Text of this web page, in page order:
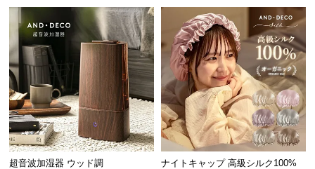
超音波加湿器 ウッド調
ナイトキャップ 高級シルク100%